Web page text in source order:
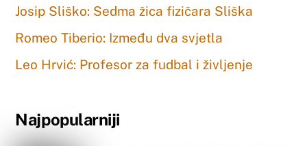
Josip Sliško: Sedma žica fizičara Sliška
Romeo Tiberio: Između dva svjetla
Leo Hrvić: Profesor za fudbal i življenje
Najpopularniji